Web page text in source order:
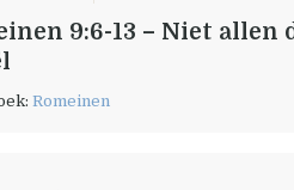
9:6-13 – Niet
Romeinen